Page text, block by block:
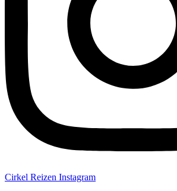
Cirkel Reizen Instagram